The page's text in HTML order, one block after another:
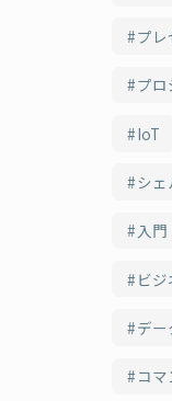
プ
プロ
IoT
シェ
入門
ビ
デー
コマ